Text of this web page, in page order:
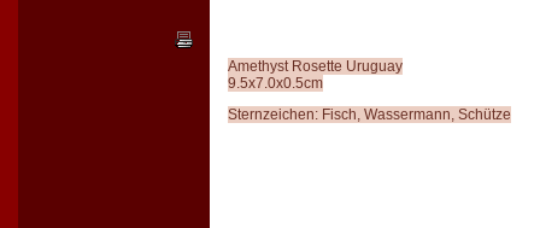
Amethyst Rosette Uruguay
9.5x7.0x0.5cm
Sternzeichen: Fisch, Wassermann, Schütze